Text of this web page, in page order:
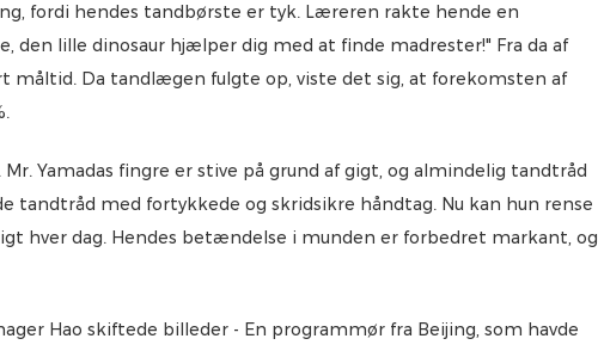
fordi hendes tandbørste er tyk. Læreren rakte hende en
den lille dinosaur hjælper dig med at finde madrester!" Fra da af
Da tandlægen fulgte op, viste det sig, at forekomsten af
Yamadas fingre er stive på grund af gigt, og almindelig tandtråd
tandtråd med fortykkede og skridsikre håndtag. Nu kan hun rense
hver dag. Hendes betændelse i munden er forbedret markant, og
Hao skiftede billeder - En programmør fra Beijing, som havde